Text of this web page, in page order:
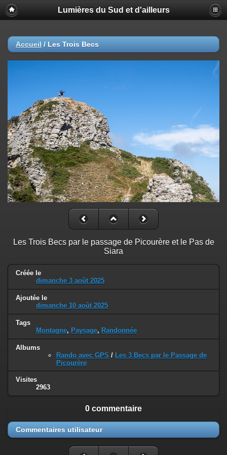
Lumières du Sud et d'ailleurs
Accueil / Les Trois Becs
Les Trois Becs par le passage de Picourère et le Pas de
Siara
Créée le
dimanche 3 août 2025
Ajoutée le
dimanche 10 août 2025
Tags
Montagne, Paysage, Randonnée
Albums
Rando avec GPS / Les 3 Becs par le Passage de
Picourère
Visites
2963
0 commentaire
Commentaires utilisateur